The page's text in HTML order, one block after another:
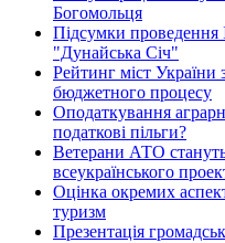
Богомольця
Підсумки
"Дунайська Січ"
Рейтинг міст України
бюджетного процесу
Оподаткування
податкові пільги?
Ветерани АТО
всеукраїнського
Оцінка окремих
туризм
Презентація